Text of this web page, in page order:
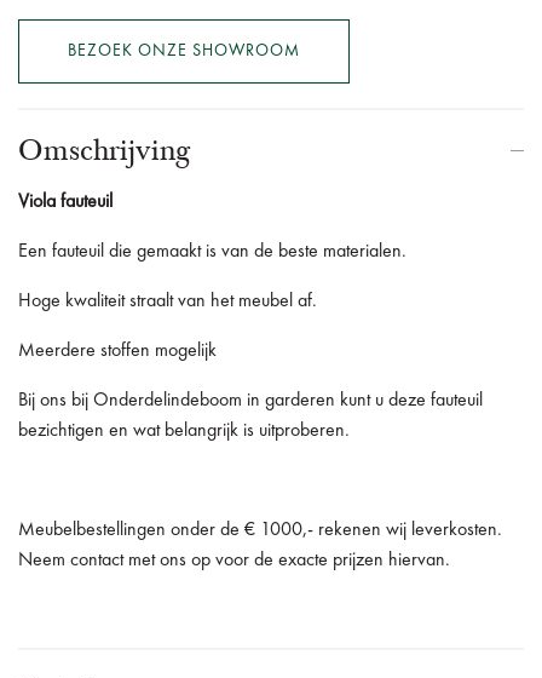
BEZOEK ONZE SHOWROOM
Omschrijving
Viola fauteuil
Een fauteuil die gemaakt is van de beste materialen.
Hoge kwaliteit straalt van het meubel af.
Meerdere stoffen mogelijk
Bij ons bij Onderdelindeboom in garderen kunt u deze fauteuil
bezichtigen en wat belangrijk is uitproberen.
Meubelbestellingen onder de € 1000,- rekenen wij leverkosten.
Neem contact met ons op voor de exacte prijzen hiervan.